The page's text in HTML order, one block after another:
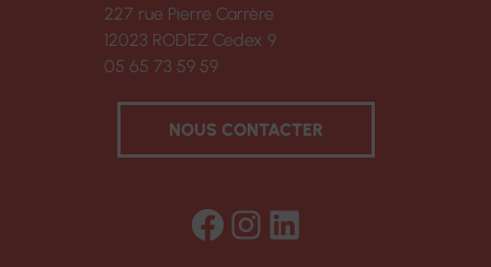
227 rue Pierre Carrère
12023 RODEZ Cedex 9
05 65 73 59 59
NOUS CONTACTER
Facebook
Instagram
LinkedIn